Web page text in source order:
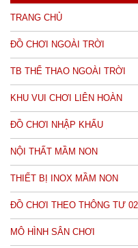
TRANG CHỦ
ĐỒ CHƠI NGOÀI TRỜI
TB THỂ THAO NGOÀI TRỜI
KHU VUI CHƠI LIÊN HOÀN
ĐỒ CHƠI NHẬP KHẨU
NỘI THẤT MẦM NON
THIẾT BỊ INOX MẦM NON
ĐỒ CHƠI THEO THÔNG TƯ 02
MÔ HÌNH SÂN CHƠI